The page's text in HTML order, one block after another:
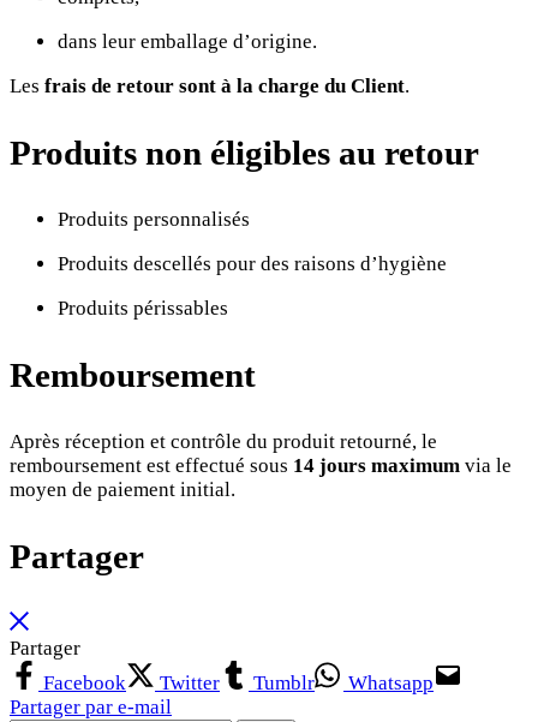
dans leur emballage d’origine.
Les frais de retour sont à la charge du Client.
Produits non éligibles au retour
Produits personnalisés
Produits descellés pour des raisons d’hygiène
Produits périssables
Remboursement
Après réception et contrôle du produit retourné, le
remboursement est effectué sous 14 jours maximum via le
moyen de paiement initial.
Partager
Partager
Facebook
Twitter Tumblr
Whatsapp
Partager par e-mail